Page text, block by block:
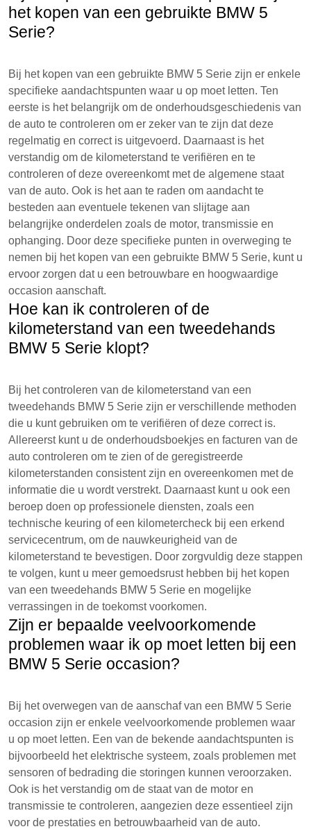
het kopen van een gebruikte BMW 5
Serie?
Bij het kopen van een gebruikte BMW 5 Serie zijn er enkele
specifieke aandachtspunten waar u op moet letten. Ten
eerste is het belangrijk om de onderhoudsgeschiedenis van
de auto te controleren om er zeker van te zijn dat deze
regelmatig en correct is uitgevoerd. Daarnaast is het
verstandig om de kilometerstand te verifiëren en te
controleren of deze overeenkomt met de algemene staat
van de auto. Ook is het aan te raden om aandacht te
besteden aan eventuele tekenen van slijtage aan
belangrijke onderdelen zoals de motor, transmissie en
ophanging. Door deze specifieke punten in overweging te
nemen bij het kopen van een gebruikte BMW 5 Serie, kunt u
ervoor zorgen dat u een betrouwbare en hoogwaardige
occasion aanschaft.
Hoe kan ik controleren of de
kilometerstand van een tweedehands
BMW 5 Serie klopt?
Bij het controleren van de kilometerstand van een
tweedehands BMW 5 Serie zijn er verschillende methoden
die u kunt gebruiken om te verifiëren of deze correct is.
Allereerst kunt u de onderhoudsboekjes en facturen van de
auto controleren om te zien of de geregistreerde
kilometerstanden consistent zijn en overeenkomen met de
informatie die u wordt verstrekt. Daarnaast kunt u ook een
beroep doen op professionele diensten, zoals een
technische keuring of een kilometercheck bij een erkend
servicecentrum, om de nauwkeurigheid van de
kilometerstand te bevestigen. Door zorgvuldig deze stappen
te volgen, kunt u meer gemoedsrust hebben bij het kopen
van een tweedehands BMW 5 Serie en mogelijke
verrassingen in de toekomst voorkomen.
Zijn er bepaalde veelvoorkomende
problemen waar ik op moet letten bij een
BMW 5 Serie occasion?
Bij het overwegen van de aanschaf van een BMW 5 Serie
occasion zijn er enkele veelvoorkomende problemen waar
u op moet letten. Een van de bekende aandachtspunten is
bijvoorbeeld het elektrische systeem, zoals problemen met
sensoren of bedrading die storingen kunnen veroorzaken.
Ook is het verstandig om de staat van de motor en
transmissie te controleren, aangezien deze essentieel zijn
voor de prestaties en betrouwbaarheid van de auto.